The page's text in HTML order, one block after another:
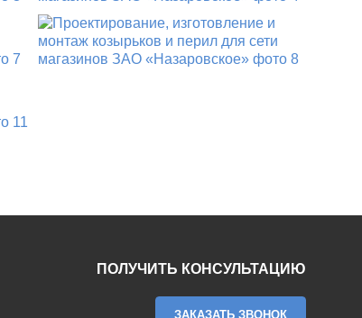
ПОЛУЧИТЬ КОНСУЛЬТАЦИЮ
ЗАКАЗАТЬ ЗВОНОК